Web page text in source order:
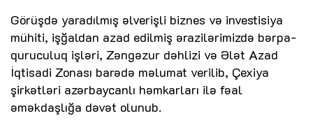
Görüşdə yaradılmış əlverişli biznes və investisiya
mühiti, işğaldan azad edilmiş ərazilərimizdə bərpa-
quruculuq işləri, Zəngəzur dəhlizi və Ələt Azad
İqtisadi Zonası barədə məlumat verilib, Çexiya
şirkətləri azərbaycanlı həmkarları ilə fəal
əməkdaşlığa dəvət olunub.